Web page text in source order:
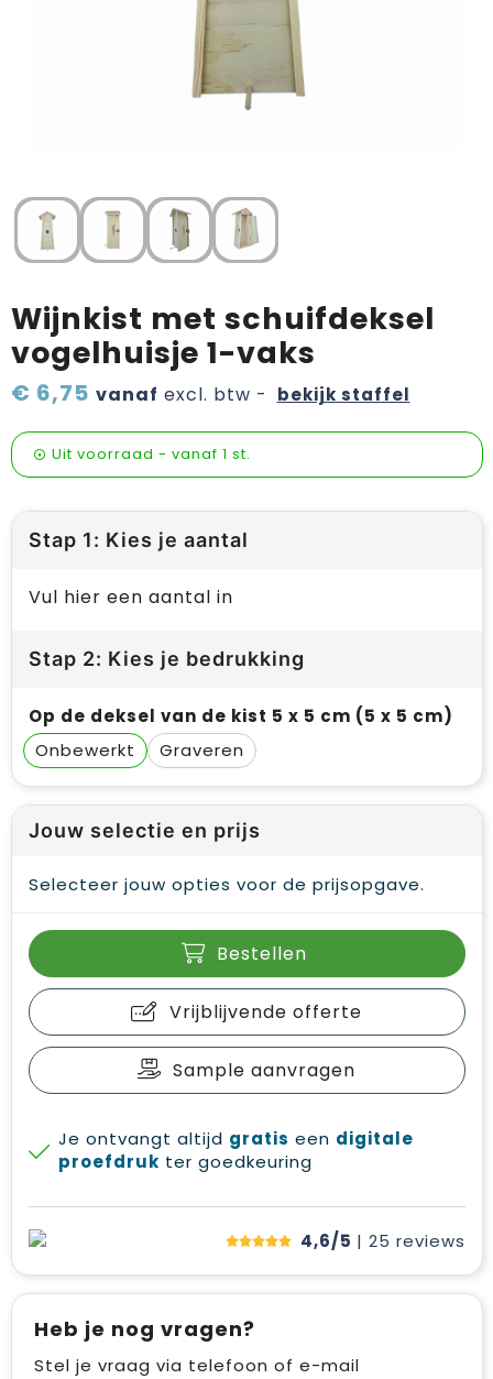
Verzorging & welness
Sinterklaas artikelen
Wijn, bier en proeverij
Zomerpakketten
Wijnkist met schuifdeksel
vogelhuisje 1-vaks
€ 6,75 vanaf excl. btw - bekijk staffel
Uit voorraad - vanaf 1 st.
Stap 1: Kies je aantal
Vul hier een aantal in
Stap 2: Kies je bedrukking
Op de deksel van de kist 5 x 5 cm (5 x 5 cm)
Onbewerkt
Graveren
Jouw selectie en prijs
Selecteer jouw opties voor de prijsopgave.
Bestellen
Vrijblijvende offerte
Sample aanvragen
Je ontvangt altijd gratis een digitale
proefdruk ter goedkeuring
4,6/5 | 25 reviews
Heb je nog vragen?
Stel je vraag via telefoon of e-mail